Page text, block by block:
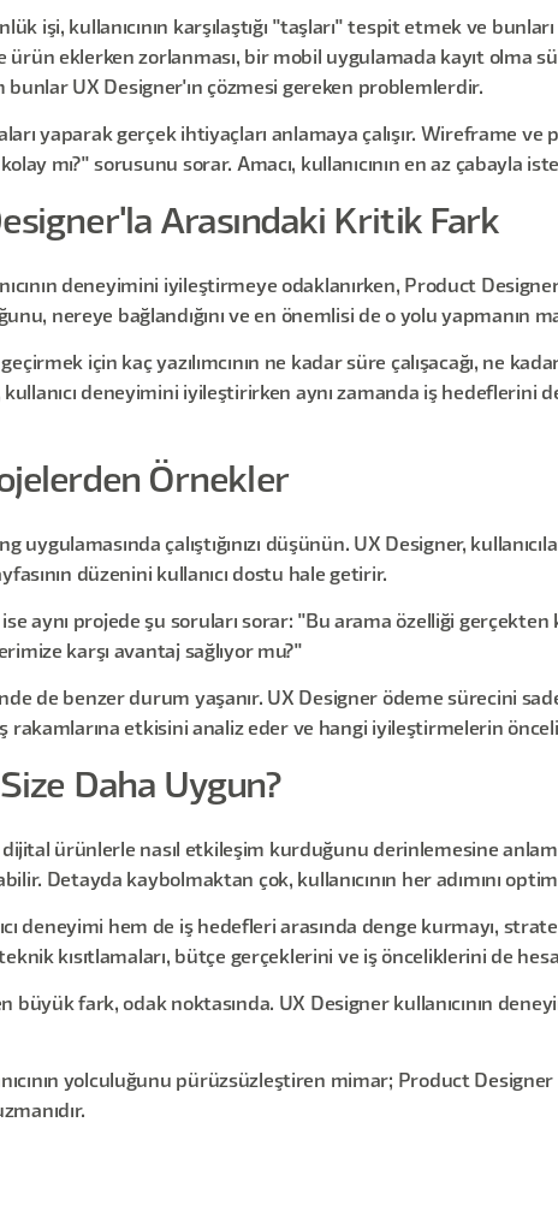
işi, kullanıcının karşılaştığı "taşları" tespit etmek ve
ürün eklerken zorlanması, bir mobil uygulamada kayıt olma
bunlar UX Designer'ın çözmesi gereken problemlerdir.
yaparak gerçek ihtiyaçları anlamaya çalışır. Wireframe
kolay mı?" sorusunu sorar. Amacı, kullanıcının en az çabayla
Arasındaki Kritik Fark
deneyimini iyileştirmeye odaklanırken, Product
nereye bağlandığını ve en önemlisi de o yolu yapmanın
için kaç yazılımcının ne kadar süre çalışacağı, ne
deneyimini iyileştirirken aynı zamanda iş hedeflerini
Örnekler
uygulamasında çalıştığınızı düşünün. UX Designer,
düzenini kullanıcı dostu hale getirir.
aynı projede şu soruları sorar: "Bu arama özelliği gerçekten
karşı avantaj sağlıyor mu?"
de benzer durum yaşanır. UX Designer ödeme sürecini
rakamlarına etkisini analiz eder ve hangi iyileştirmelerin
Daha Uygun?
dijital ürünlerle nasıl etkileşim kurduğunu derinlemesine
Detayda kaybolmaktan çok, kullanıcının her adımını
deneyimi hem de iş hedefleri arasında denge kurmayı,
kısıtlamaları, bütçe gerçeklerini ve iş önceliklerini de
büyük fark, odak noktasında. UX Designer kullanıcının
yolculuğunu pürüzsüzleştiren mimar; Product